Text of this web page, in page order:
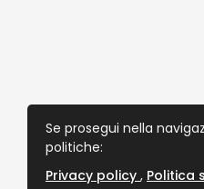
Se prosegui nella
politiche:
Privacy policy Politica